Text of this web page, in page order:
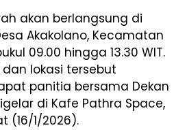
akan berlangsung di
Akakolano, Kecamatan
09.00 hingga 13.30 WIT.
lokasi tersebut
panitia bersama Dekan
di Kafe Pathra Space,
(16/1/2026).